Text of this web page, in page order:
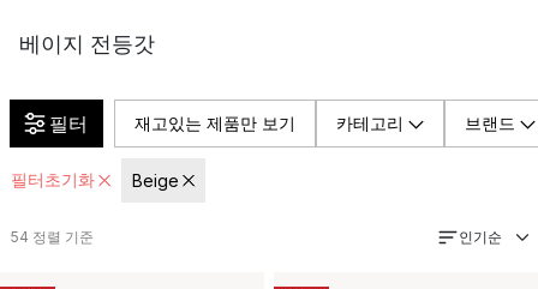
베이지 전등갓
필터 재고있는 제품만 보기 카테고리 브랜드
필터초기화 Beige
54 정렬 기준 인기순